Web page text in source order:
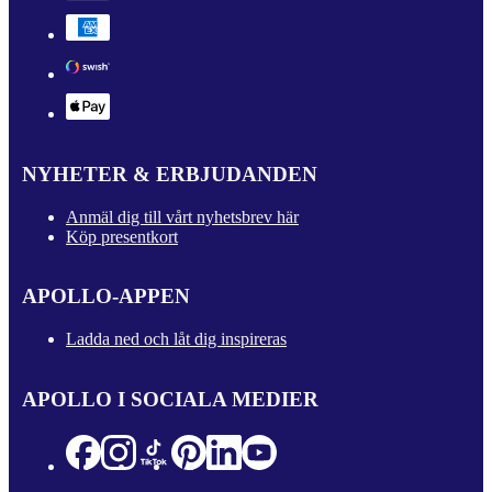
NYHETER & ERBJUDANDEN
Anmäl dig till vårt nyhetsbrev här
Köp presentkort
APOLLO-APPEN
Ladda ned och låt dig inspireras
APOLLO I SOCIALA MEDIER